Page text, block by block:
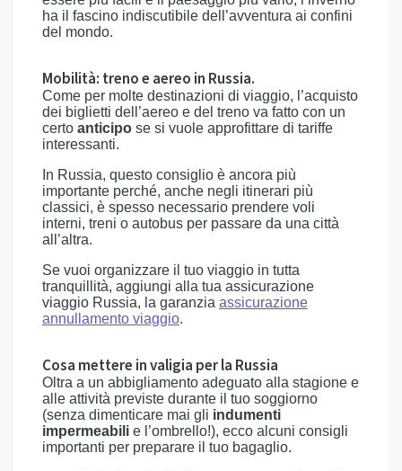
ha il fascino indiscutibile dell’avventura ai confini
del mondo.
Mobilità: treno e aereo in Russia.
Come per molte destinazioni di viaggio, l’acquisto
dei biglietti dell’aereo e del treno va fatto con un
certo anticipo se si vuole approfittare di tariffe
interessanti.
In Russia, questo consiglio è ancora più
importante perché, anche negli itinerari più
classici, è spesso necessario prendere voli
interni, treni o autobus per passare da una città
all’altra.
Se vuoi organizzare il tuo viaggio in tutta
tranquillità, aggiungi alla tua assicurazione
viaggio Russia, la garanzia assicurazione
annullamento viaggio.
Cosa mettere in valigia per la Russia
Oltra a un abbigliamento adeguato alla stagione e
alle attività previste durante il tuo soggiorno
(senza dimenticare mai gli indumenti
impermeabili e l’ombrello!), ecco alcuni consigli
importanti per preparare il tuo bagaglio.